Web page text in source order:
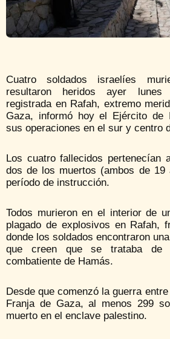
Cuatro soldados israelíes
resultaron heridos ayer
registrada en Rafah, extremo
Gaza, informó hoy el Ejército de
sus operaciones en el sur y centro
Los cuatro fallecidos pertenecían
dos de los muertos (ambos de 19
período de instrucción.
Todos murieron en el interior de
plagado de explosivos en Rafah,
donde los soldados encontraron
que creen que se trataba de
combatiente de Hamás.
Desde que comenzó la guerra
Franja de Gaza, al menos 299
muerto en el enclave palestino.